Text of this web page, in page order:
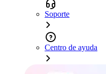
Soporte
Centro de ayuda